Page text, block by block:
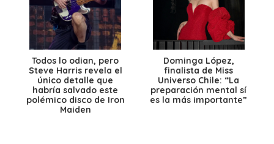
Todos lo odian, pero
Steve Harris revela el
único detalle que
habría salvado este
polémico disco de Iron
Maiden
Dominga López,
finalista de Miss
Universo Chile: “La
preparación mental sí
es la más importante”